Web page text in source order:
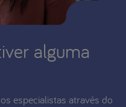
alguma
especialistas através do